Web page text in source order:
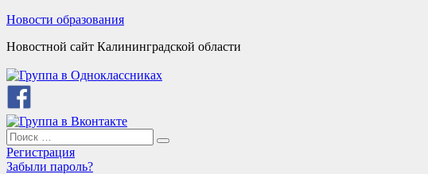
Skip
content
Новости образования
Новостной сайт Калининградской области
Search
for:
Search
Регистрация
Забыли пароль?